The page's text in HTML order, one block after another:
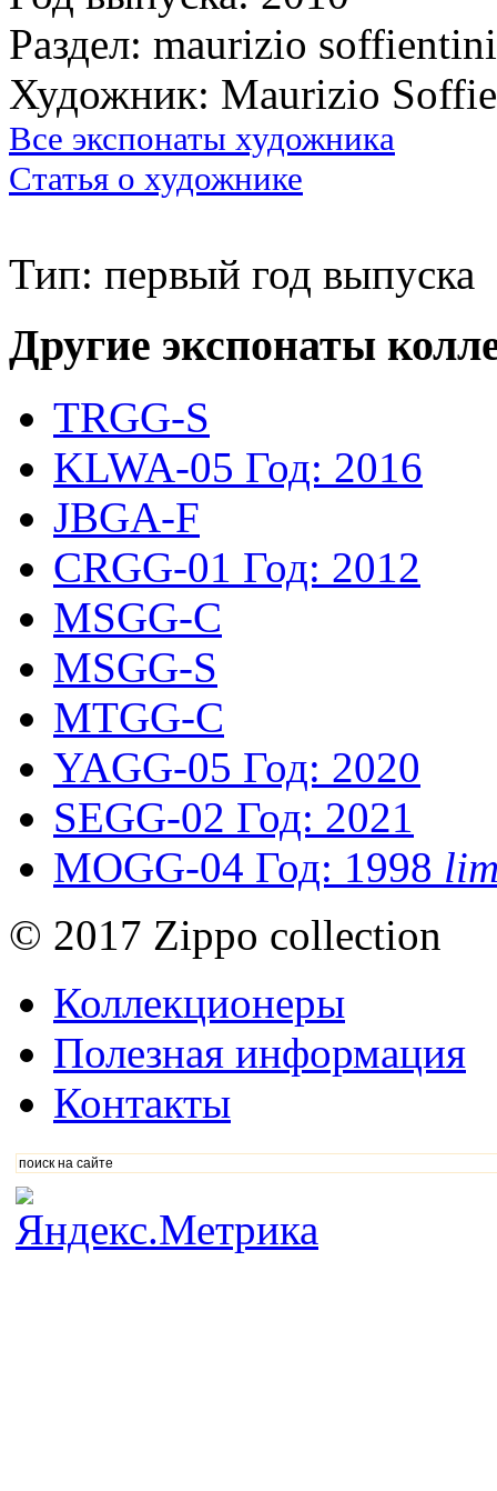
Раздел: maurizio soffientini
Художник: Maurizio
Все экспонаты художника
Статья о художнике
Тип: первый год выпуска
Другие экспонаты
TRGG-S
KLWA-05 Год: 2016
JBGA-F
CRGG-01 Год: 2012
MSGG-C
MSGG-S
MTGG-C
YAGG-05 Год: 2020
SEGG-02 Год: 2021
MOGG-04 Год: 1998
© 2017 Zippo collection
Коллекционеры
Полезная информация
Контакты